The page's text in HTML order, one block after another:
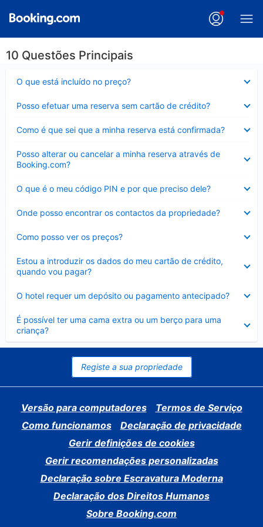
10 Questões Principais
O que está incluído no preço?
fechado
Posso efetuar uma reserva sem cartão de crédito?
fechado
Como é que sei que a minha reserva está confirmada?
fechado
Posso alterar ou cancelar a minha reserva através de
Booking.com?
fechado
O que é o meu código PIN e por que preciso dele?
fechado
Onde posso encontrar os contactos da propriedade?
fechado
Como posso ver os preços?
fechado
Estou a introduzir os dados do meu cartão de crédito,
quando vou pagar?
fechado
O hotel requer um depósito ou pagamento antecipado?
fechado
É possível ter uma cama extra ou um berço para uma
criança?
Elemento
fechado
Registe a sua propriedade
Versão para computadores
Termos de Serviço
Como funcionamos
Declaração de privacidade
Gerir definições de cookies
Gerir recomendações personalizadas
Declaração sobre Escravatura Moderna
Declaração dos Direitos Humanos
Sobre Booking.com